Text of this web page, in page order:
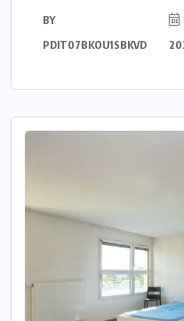
BY
PDIT07BKOU1SBKVD